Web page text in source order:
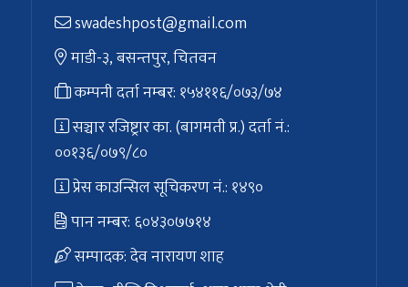
swadeshpost@gmail.com
माडी-३, बसन्तपुर, चितवन
कम्पनी दर्ता नम्बर: १५४११६/०७३/७४
सञ्चार रजिष्ट्रार का. (बागमती प्र.) दर्ता नं.:
००१३६/०७९/८०
प्रेस काउन्सिल सूचिकरण नं.: १४९०
पान नम्बर: ६०४३०७७१४
सम्पादक: देव नारायण शाह